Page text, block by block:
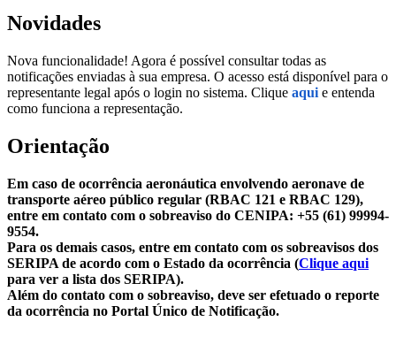
Novidades
Nova funcionalidade! Agora é possível consultar todas as
notificações enviadas à sua empresa. O acesso está disponível para o
representante legal após o login no sistema. Clique aqui e entenda
como funciona a representação.
Orientação
Em caso de ocorrência aeronáutica envolvendo aeronave de
transporte aéreo público regular (RBAC 121 e RBAC 129),
entre em contato com o sobreaviso do CENIPA: +55 (61) 99994-
9554.
Para os demais casos, entre em contato com os sobreavisos dos
SERIPA de acordo com o Estado da ocorrência (Clique aqui
para ver a lista dos SERIPA).
Além do contato com o sobreaviso, deve ser efetuado o reporte
da ocorrência no Portal Único de Notificação.